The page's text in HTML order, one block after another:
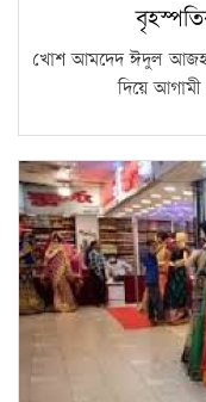
খোশ আমদেদ ঈদুল আজহা।
দিয়ে